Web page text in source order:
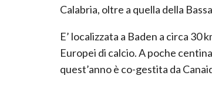
Calabria, oltre a quella della
E’ localizzata a Baden a circa
Europei di calcio. A poche
quest’anno è co-gestita da